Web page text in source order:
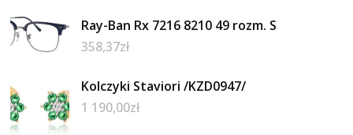
Ray-Ban Rx 7216 8210 49 rozm. S
358,37zł
Kolczyki Staviori /KZD0947/
1 190,00zł